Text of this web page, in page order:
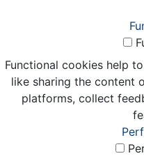
Functional cookies help
like sharing the content
platforms, collect